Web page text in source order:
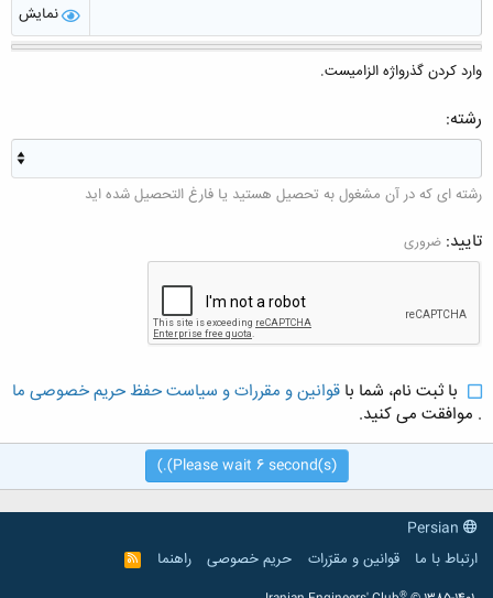
نمایش
وارد کردن گذرواژه الزامیست.
رشته
رشته ای كه در آن مشغول به تحصیل هستید يا فارغ التحصیل شده اید
تایید ضروری
با ثبت نام، شما باقوانین و مقررات و سیاست حفظ حریم خصوصی ما
. موافقت می کنید.
(Please wait
6second(s).)
ارتباط با ما
قوانین و مقرّرات حریم خصوصی راهنما
R
S
®